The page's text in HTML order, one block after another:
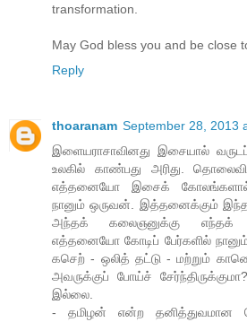
transformation.
May God bless you and be close
Reply
thoaranam September 28, 2013
இளையராசாவினது இசையால்
உலகில் காண்பது அரிது.
எத்தனையோ இசைக் கோலங்களால்
நானும் ஒருவன். இத்தனைக்கும்
அந்தக் கலைஞனுக்கு எந்தக்
எத்தனையோ கோடிப் பேர்களில்
கசெற் - ஒலித் தட்டு - மற்றும்
அவருக்குப் போய்ச்
இல்லை.
- தமிழன் என்ற தனித்துவமான